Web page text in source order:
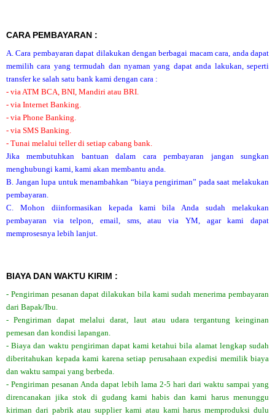
CARA PEMBAYARAN :
A. Cara pembayaran dapat dilakukan dengan berbagai macam cara, anda dapat
memilih cara yang termudah dan nyaman yang dapat anda lakukan, seperti
transfer ke salah satu bank kami dengan cara :
- via ATM BCA, BNI, Mandiri atau BRI.
- via Internet Banking.
- via Phone Banking.
- via SMS Banking.
- Tunai melalui teller di setiap cabang bank.
Jika membutuhkan bantuan dalam cara pembayaran jangan sungkan
menghubungi kami, kami akan membantu anda.
B. Jangan lupa untuk menambahkan “biaya pengiriman” pada saat melakukan
pembayaran.
C. Mohon diinformasikan kepada kami bila Anda sudah melakukan
pembayaran via telpon, email, sms, atau via YM, agar kami dapat
memprosesnya lebih lanjut.
BIAYA DAN WAKTU KIRIM :
- Pengiriman pesanan dapat dilakukan bila kami sudah menerima pembayaran
dari Bapak/Ibu.
- Pengiriman dapat melalui darat, laut atau udara tergantung keinginan
pemesan dan kondisi lapangan.
- Biaya dan waktu pengiriman dapat kami ketahui bila alamat lengkap sudah
diberitahukan kepada kami karena setiap perusahaan expedisi memilik biaya
dan waktu sampai yang berbeda.
- Pengiriman pesanan Anda dapat lebih lama 2-5 hari dari waktu sampai yang
direncanakan jika stok di gudang kami habis dan kami harus menunggu
kiriman dari pabrik atau supplier kami atau kami harus memproduksi dulu